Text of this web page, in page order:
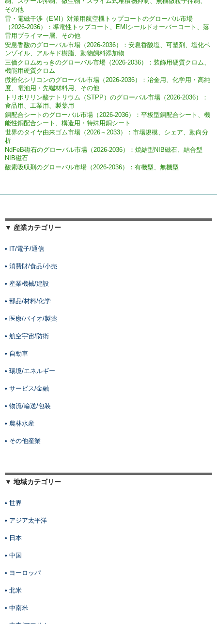
その他
雷・電磁干渉（EMI）対策用航空機トップコートのグローバル市場
（2026-2036）：導電性トップコート、EMIシールドオーバーコート、落
雷用プライマー層、その他
安息香酸のグローバル市場（2026-2036）：安息香酸塩、可塑剤、塩化ベ
ンゾイル、アルキド樹脂、動物飼料添加物
三価クロムめっきのグローバル市場（2026-2036）：装飾用硬質クロム、
機能用硬質クロム
微粉化シリコンのグローバル市場（2026-2036）：冶金用、化学用・高純
度、電池用・先端材料用、その他
トリポリリン酸ナトリウム（STPP）のグローバル市場（2026-2036）：
食品用、工業用、製薬用
銅配合シートのグローバル市場（2026-2036）：平板型銅配合シート、機
能性銅配合シート、構造用・特殊用銅シート
世界のタイヤ由来ゴム市場（2026～2033）：市場規模、シェア、動向分
析
NdFeB磁石のグローバル市場（2026-2036）：焼結型NIB磁石、結合型
NIB磁石
酸素吸収剤のグローバル市場（2026-2036）：有機型、無機型
▼ 産業カテゴリー
• IT/電子/通信
• 消費財/食品/小売
• 産業機械/建設
• 部品/材料/化学
• 医療/バイオ/製薬
• 航空宇宙/防衛
• 自動車
• 環境/エネルギー
• サービス/金融
• 物流/輸送/包装
• 農林水産
• その他産業
▼ 地域カテゴリー
• 世界
• アジア太平洋
• 日本
• 中国
• ヨーロッパ
• 北米
• 中南米